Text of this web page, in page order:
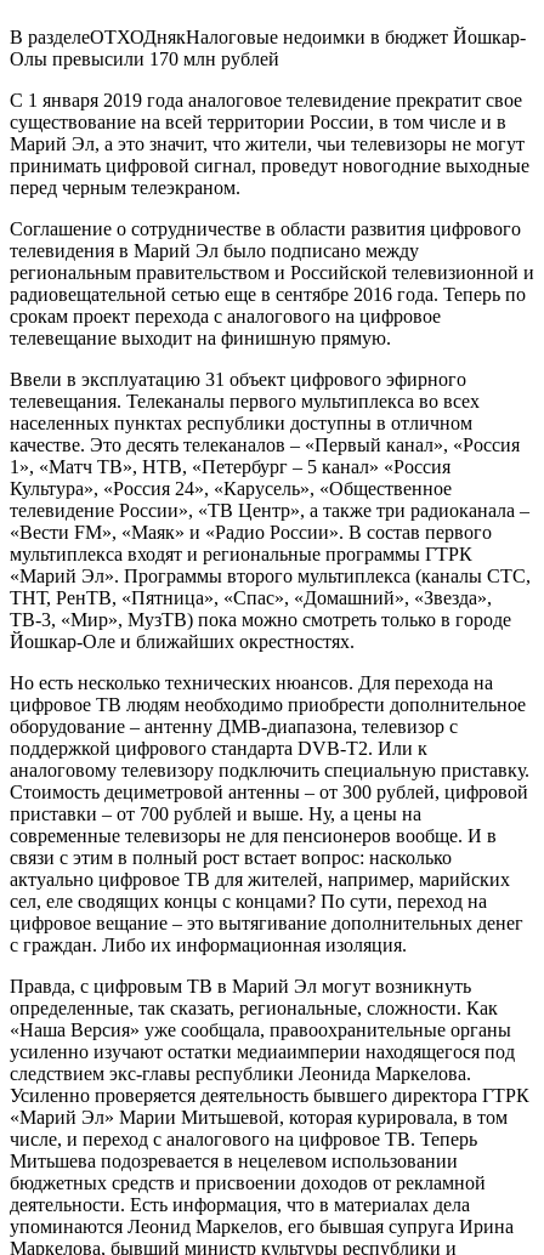
В разделеОТХОДнякНалоговые недоимки в бюджет Йошкар-
Олы превысили 170 млн рублей
С 1 января 2019 года аналоговое телевидение прекратит свое
существование на всей территории России, в том числе и в
Марий Эл, а это значит, что жители, чьи телевизоры не могут
принимать цифровой сигнал, проведут новогодние выходные
перед черным телеэкраном.
Соглашение о сотрудничестве в области развития цифрового
телевидения в Марий Эл было подписано между
региональным правительством и Российской телевизионной и
радиовещательной сетью еще в сентябре 2016 года. Теперь по
срокам проект перехода с аналогового на цифровое
телевещание выходит на финишную прямую.
Ввели в эксплуатацию 31 объект цифрового эфирного
телевещания. Телеканалы первого мультиплекса во всех
населенных пунктах республики доступны в отличном
качестве. Это десять телеканалов – «Первый канал», «Россия
1», «Матч ТВ», НТВ, «Петербург – 5 канал» «Россия
Культура», «Россия 24», «Карусель», «Общественное
телевидение России», «ТВ Центр», а также три радиоканала –
«Вести FМ», «Маяк» и «Радио России». В состав первого
мультиплекса входят и региональные программы ГТРК
«Марий Эл». Программы второго мультиплекса (каналы СТС,
ТНТ, РенТВ, «Пятница», «Спас», «Домашний», «Звезда»,
ТВ-3, «Мир», МузТВ) пока можно смотреть только в городе
Йошкар-Оле и ближайших окрестностях.
Но есть несколько технических нюансов. Для перехода на
цифровое ТВ людям необходимо приобрести дополнительное
оборудование – антенну ДМВ-диапазона, телевизор с
поддержкой цифрового стандарта DVB-Т2. Или к
аналоговому телевизору подключить специальную приставку.
Стоимость дециметровой антенны – от 300 рублей, цифровой
приставки – от 700 рублей и выше. Ну, а цены на
современные телевизоры не для пенсионеров вообще. И в
связи с этим в полный рост встает вопрос: насколько
актуально цифровое ТВ для жителей, например, марийских
сел, еле сводящих концы с концами? По сути, переход на
цифровое вещание – это вытягивание дополнительных денег
с граждан. Либо их информационная изоляция.
Правда, с цифровым ТВ в Марий Эл могут возникнуть
определенные, так сказать, региональные, сложности. Как
«Наша Версия» уже сообщала, правоохранительные органы
усиленно изучают остатки медиаимперии находящегося под
следствием экс-главы республики Леонида Маркелова.
Усиленно проверяется деятельность бывшего директора ГТРК
«Марий Эл» Марии Митьшевой, которая курировала, в том
числе, и переход с аналогового на цифровое ТВ. Теперь
Митьшева подозревается в нецелевом использовании
бюджетных средств и присвоении доходов от рекламной
деятельности. Есть информация, что в материалах дела
упоминаются Леонид Маркелов, его бывшая супруга Ирина
Маркелова, бывший министр культуры республики и